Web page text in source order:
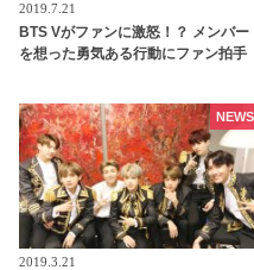
2019.7.21
BTS Vがファンに激怒！？ メンバー
を想った勇気ある行動にファン拍手
2019.3.21
NEWS